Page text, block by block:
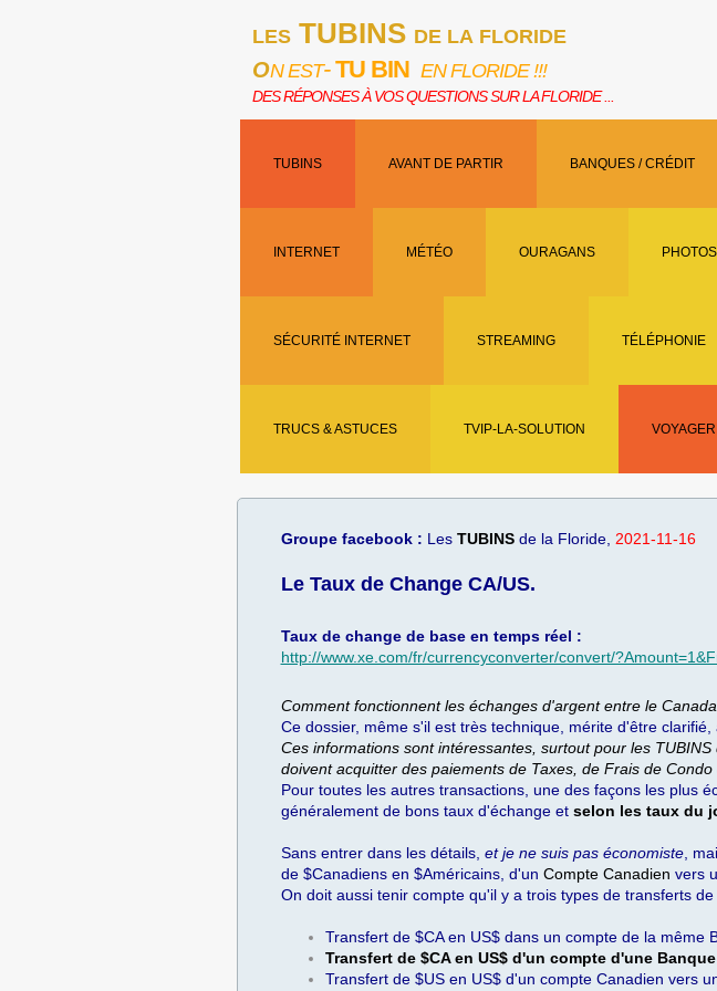
TUBINS AVANT DE PARTIR BANQUES / CRÉDIT
INTERNET MÉTÉO OURAGANS
SÉCURITÉ INTERNET STREAMING TÉLÉPHONIE
TRUCS & ASTUCES TVIP-LA-SOLUTION
LES TUBINS DE LA FLORIDE
ON EST-TU BIN EN FLORIDE !!!
DES RÉPONSES À VOS QUESTIONS SUR LA FLORIDE ...
Groupe facebook : Les TUBINSde la Floride, 2021-11-16
Le Taux de Change CA/US.
Taux de change de base en temps réel :
http://www.xe.com/fr/currencyconverter/convert/
Comment fonctionnent les échanges d'argent entre le
Ce dossier, même s'il est très technique, mérite d'être
Ces informations sont intéressantes, surtout pour les
doivent acquitter des paiements de Taxes, de Frais de Condo
Pour toutes les autres transactions, une des façons les plus
généralement de bons taux d'échange et selon les taux du
Sans entrer dans les détails, et je ne suis pas économiste,
de $Canadiens en $Américains, d'un Compte Canadien vers
On doit aussi tenir compte qu'il y a trois types de transferts de
Transfert de $CA en US$ dans un compte de la même
Transfert de $CA en US$ d'un compte d'une
Transfert de $US en US$ d'un compte Canadien vers